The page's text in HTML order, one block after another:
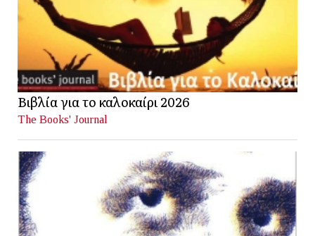
Βιβλία για το καλοκαίρι 2026
The Books' Journal